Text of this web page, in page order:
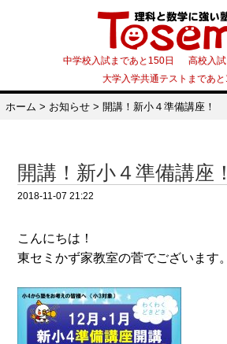
中学校入試まであと150日 高校入試
大学入学共通テストまであと
ホーム > お知らせ> 開講！新小４準備講座！
開講！新小４準備講座！
2018-11-07 21:22
こんにちは！
東セミかず家教室の菅でございます。